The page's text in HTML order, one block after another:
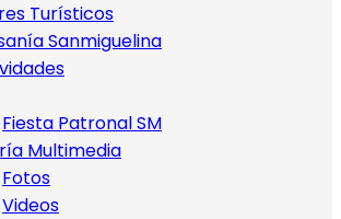
Turísticos
Sanmiguelina
Fiesta Patronal SM
Multimedia
Fotos
Videos